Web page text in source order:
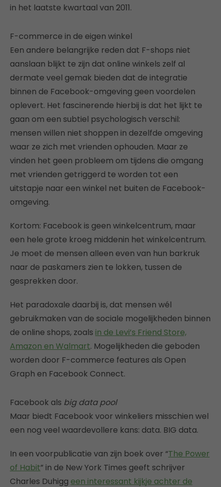
in het laatste kwartaal van 2011.
F-commerce in de eigen winkel
Een andere belangrijke reden dat F-shops niet
aanslaan blijkt te zijn dat online winkels zelf al
dermate veel gemak bieden dat de integratie
binnen de Facebook-omgeving geen voordelen
oplevert. Het fascinerende hierbij is dat het lijkt te
gaan om een subtiel psychologisch verschil:
mensen willen niet shoppen in dezelfde omgeving
waar ze zich met vrienden ophouden. Maar ze
vinden het geen probleem om tijdens die omgang
met vrienden getriggerd te worden tot een
uitstapje naar een winkel net buiten de Facebook-
omgeving.
Kortom: Facebook is geen winkelcentrum, maar
een hele grote kroeg middenin het winkelcentrum.
Je moet de mensen alleen even van hun barkruk
naar de paskamers zien te lokken, tussen de
gesprekken door.
Het paradoxale daarbij is, dat mensen wél
gebruikmaken van de sociale mogelijkheden binnen
de online shops, zoals in de Levi’s Friend Store,
Amazon en Walmart. Mogelijkheden die geboden
worden door F-commerce features als Open
Graph en Facebook Connect.
Facebook als big data pool
Maar biedt Facebook voor winkeliers misschien wel
een nog veel waardevollere kans: data. BIG data.
In een voorpublicatie van zijn boek over “The Power
of Habit” in de New York Times geeft schrijver
Charles Duhigg een interessant kijkje achter de